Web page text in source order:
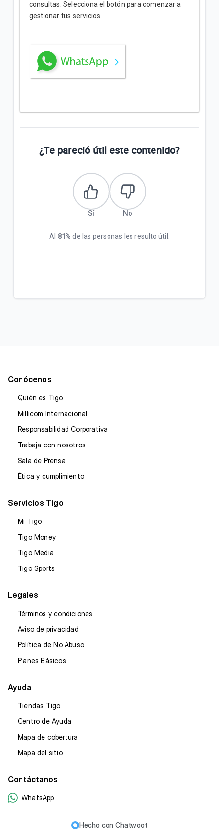
consultas. Selecciona el botón para comenzar a
gestionar tus servicios.
¿Te pareció útil este contenido?
Sí No
Al 81% de las personas les resulto útil.
Conócenos
Quién es Tigo
Millicom Internacional
Responsabilidad Corporativa
Trabaja con nosotros
Sala de Prensa
Ética y cumplimiento
Servicios Tigo
Mi Tigo
Tigo Money
Tigo Media
Tigo Sports
Legales
Términos y condiciones
Aviso de privacidad
Política de No Abuso
Planes Básicos
Ayuda
Tiendas Tigo
Centro de Ayuda
Mapa de cobertura
Mapa del sitio
Contáctanos
WhatsApp
Hecho con Chatwoot